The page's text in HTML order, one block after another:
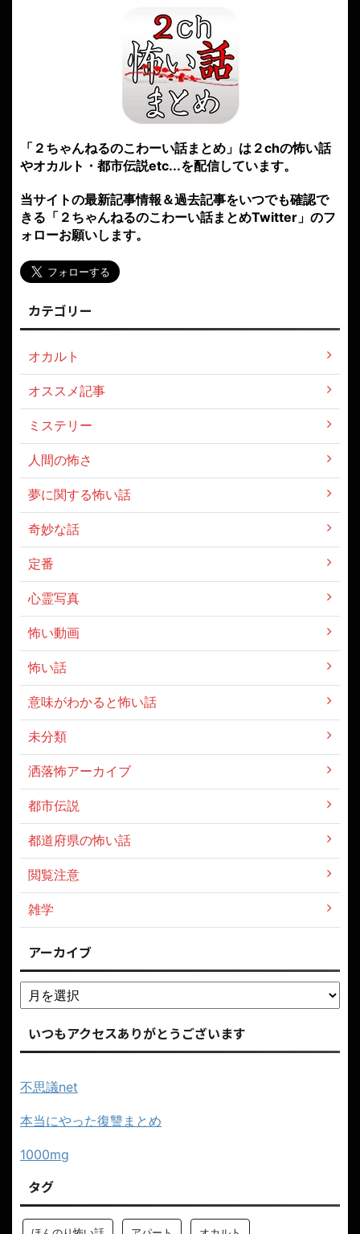
「２ちゃんねるのこわーい話まとめ」は２chの怖い話
やオカルト・都市伝説etc...を配信しています。
当サイトの最新記事情報＆過去記事をいつでも確認で
きる「２ちゃんねるのこわーい話まとめTwitter」のフ
ォローお願いします。
カテゴリー
オカルト
オススメ記事
ミステリー
人間の怖さ
夢に関する怖い話
奇妙な話
定番
心霊写真
怖い動画
怖い話
意味がわかると怖い話
未分類
洒落怖アーカイブ
都市伝説
都道府県の怖い話
閲覧注意
雑学
アーカイブ
いつもアクセスありがとうございます
不思議net
本当にやった復讐まとめ
1000mg
タグ